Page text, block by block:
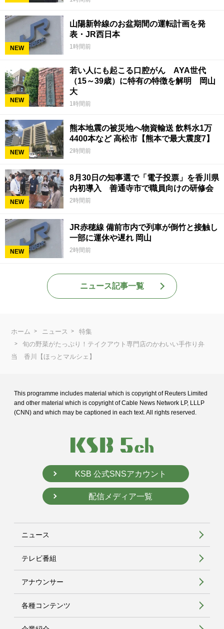
NEW
山陽新幹線のお盆期間の運転計画を発
表・JR西日本
1時間前
NEW
若い人にも起こる口腔がん AYA世代
（15～39歳）に特有の特徴を解明 岡山
大
1時間前
NEW
熊本地震の被災地へ物資輸送 飲料水1万
4400本など 高松市【熊本で最大震度7】
2時間前
NEW
8月30日の知事選で「電子投票」を香川県
内初導入 善通寺市で職員向けの研修会
2時間前
NEW
JR赤穂線 備前市内で列車が倒竹と接触し
一部に運休や遅れ 岡山
2時間前
ニュース記事一覧
ホーム ニュース
特集
旬の野菜がたっぷり！テイクアウト専門店のかわいい手作り弁
当 香川【ほっとマルシェ】
This programme includes material which is copyright of Reuters Limited
and other material which is copyright of Cable News Network LP, LLLP
(CNN) and which may be captioned in each text. All rights reserved.
KSB 公式SNSアカウント
配信メディア一覧
ニュース
テレビ番組
アナウンサー
各種コンテンツ